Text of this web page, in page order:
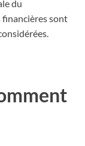
du
sont